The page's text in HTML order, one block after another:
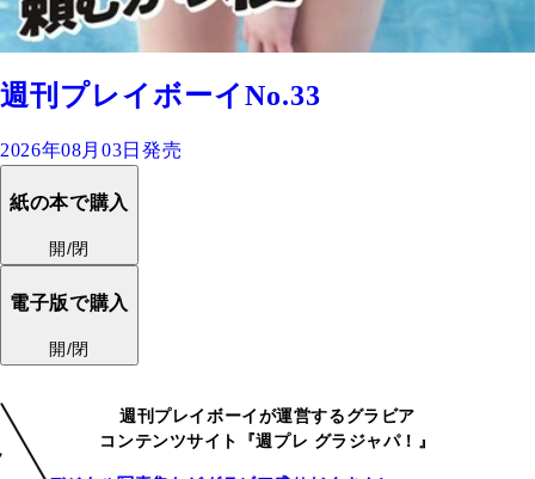
週刊プレイボーイNo.33
2026年08月03日発売
紙の本で購入
開/閉
電子版で購入
開/閉
週刊プレイボーイが運営するグラビア
コンテンツサイト『週プレ グラジャパ！』